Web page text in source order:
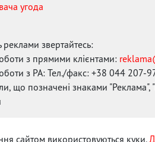
угода
реклами звертайтесь:
з прямими клієнтами:
з РА: Тел./факс: +38 044 207-
що позначені знаками "Реклама",
сайтом використовуються куки.